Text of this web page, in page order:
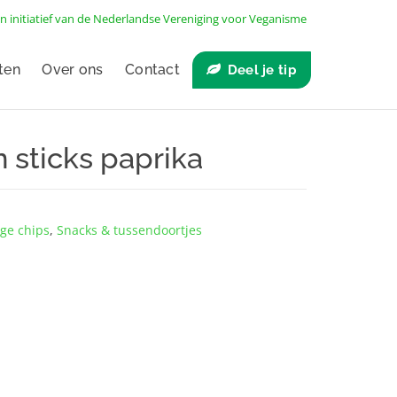
initiatief van de Nederlandse Vereniging voor Veganisme
Over ons Contact Deel je tip
sticks paprika
chips,Snacks & tussendoortjes